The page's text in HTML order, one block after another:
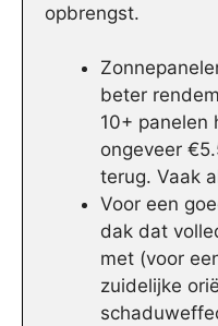
opbrengst.
beter
10+ panelen
ongeveer
terug. Vaak
Voor een
dak dat
met (voor
zuidelijke